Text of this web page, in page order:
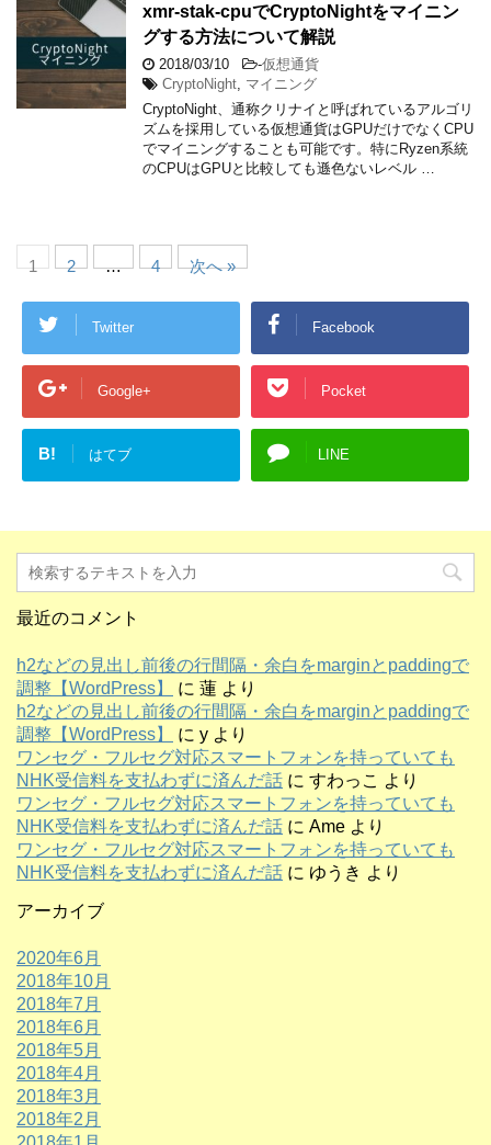
xmr-stak-cpuでCryptoNightをマイニン
グする方法について解説
2018/03/10 -仮想通貨
CryptoNight マイニング
CryptoNight、通称クリナイと呼ばれているアルゴリ
ズムを採用している仮想通貨はGPUだけでなくCPU
でマイニングすることも可能です。特にRyzen系統
のCPUはGPUと比較しても遜色ないレベル …
1 2 … 4 次へ »
Twitter Facebook
Google+ Pocket
B! はてブ LINE
最近のコメント
h2などの見出し前後の行間隔・余白をmarginとpaddingで
調整【WordPress】
に 蓮 より
h2などの見出し前後の行間隔・余白をmarginとpaddingで
調整【WordPress】
に y より
ワンセグ・フルセグ対応スマートフォンを持っていても
NHK受信料を支払わずに済んだ話 に すわっこ より
ワンセグ・フルセグ対応スマートフォンを持っていても
NHK受信料を支払わずに済んだ話 に Ame より
ワンセグ・フルセグ対応スマートフォンを持っていても
NHK受信料を支払わずに済んだ話 に ゆうき より
アーカイブ
2020年6月
2018年10月
2018年7月
2018年6月
2018年5月
2018年4月
2018年3月
2018年2月